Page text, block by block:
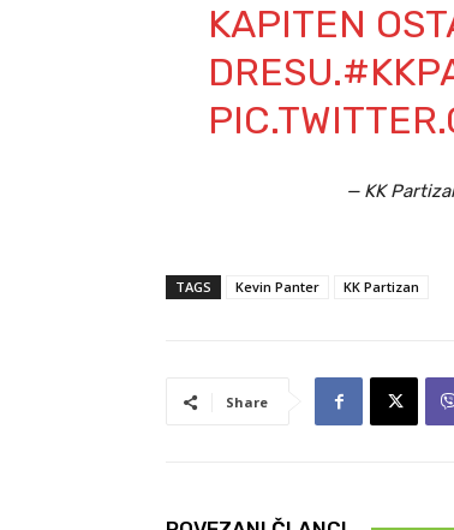
KAPITEN
DRESU.
— KK
TAGS Kevin Panter KK Partizan
Share